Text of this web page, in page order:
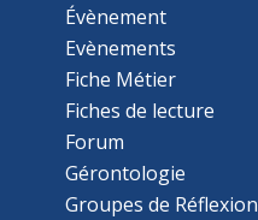
Évènement
Evènements
Fiche Métier
Fiches de lecture
Forum
Gérontologie
Groupes de Réflexion